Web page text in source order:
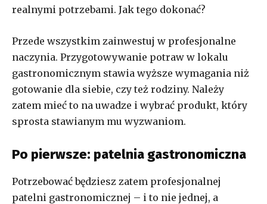
realnymi potrzebami. Jak tego dokonać?
Przede wszystkim zainwestuj w profesjonalne
naczynia. Przygotowywanie potraw w lokalu
gastronomicznym stawia wyższe wymagania niż
gotowanie dla siebie, czy też rodziny. Należy
zatem mieć to na uwadze i wybrać produkt, który
sprosta stawianym mu wyzwaniom.
Po pierwsze: patelnia gastronomiczna
Potrzebować będziesz zatem profesjonalnej
patelni gastronomicznej – i to nie jednej, a